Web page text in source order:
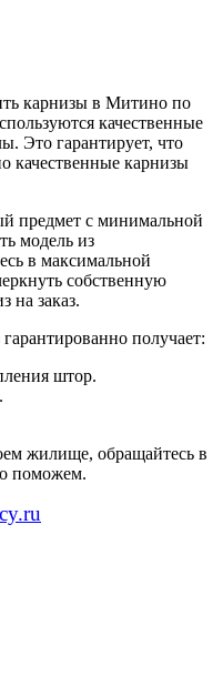
карнизы в Митино по
качественные
Это гарантирует, что
качественные карнизы
предмет с минимальной
модель из
в максимальной
собственную
на заказ.
получает:
штор.
жилище, обращайтесь в
поможем.